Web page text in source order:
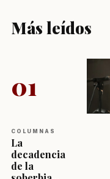
Más leídos
01
COLUMNAS
La
decadencia
de la